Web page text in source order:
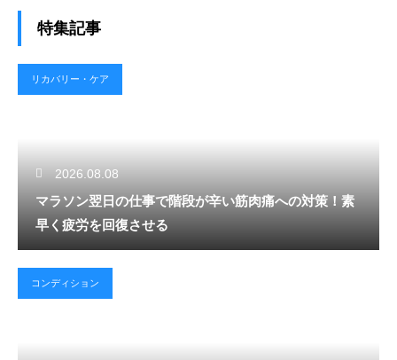
特集記事
リカバリー・ケア
2026.08.08
マラソン翌日の仕事で階段が辛い筋肉痛への対策！素
早く疲労を回復させる
コンディション